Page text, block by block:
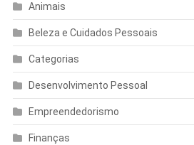
Animais
Beleza e Cuidados Pessoais
Categorias
Desenvolvimento Pessoal
Empreendedorismo
Finanças